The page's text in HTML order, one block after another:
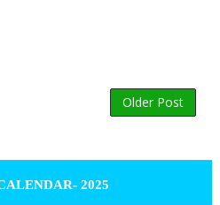
Older Post
2025